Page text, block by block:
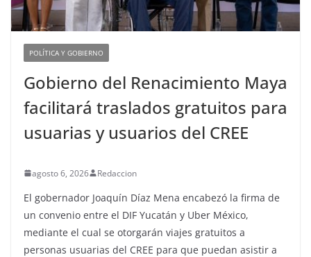
POLÍTICA Y GOBIERNO
Gobierno del Renacimiento Maya
facilitará traslados gratuitos para
usuarias y usuarios del CREE
agosto 6, 2026 Redaccion
El gobernador Joaquín Díaz Mena encabezó la firma de
un convenio entre el DIF Yucatán y Uber México,
mediante el cual se otorgarán viajes gratuitos a
personas usuarias del CREE para que puedan asistir a